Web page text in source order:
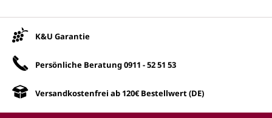
K&U Garantie
Persönliche Beratung0911 - 52 51 53
Versandkostenfrei ab 120€ Bestellwert (DE)